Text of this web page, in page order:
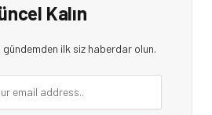
Kalın
gündemden ilk siz haberdar olun.